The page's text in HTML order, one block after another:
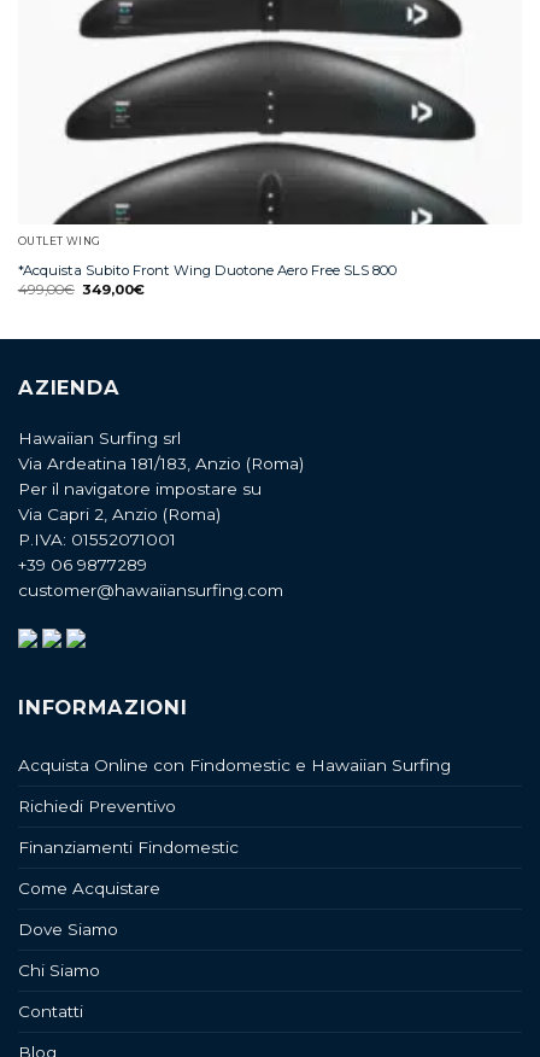
OUTLET WING
*Acquista Subito Front Wing Duotone Aero Free SLS 800
499,00€ 349,00€
AZIENDA
Hawaiian Surfing srl
Via Ardeatina 181/183, Anzio (Roma)
Per il navigatore impostare su
Via Capri 2, Anzio (Roma)
P.IVA: 01552071001
+39 06 9877289
customer@hawaiiansurfing.com
INFORMAZIONI
Acquista Online con Findomestic e Hawaiian Surfing
Richiedi Preventivo
Finanziamenti Findomestic
Come Acquistare
Dove Siamo
Chi Siamo
Contatti
Blog